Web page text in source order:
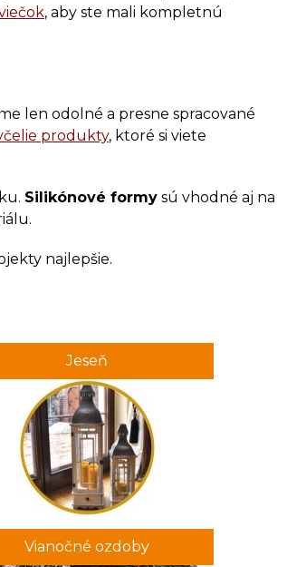
, aby ste mali kompletnú
len odolné a presne spracované
produkty, ktoré si viete
Silikónové formy sú vhodné aj na
najlepšie.
Jeseň
Vianočné ozdoby